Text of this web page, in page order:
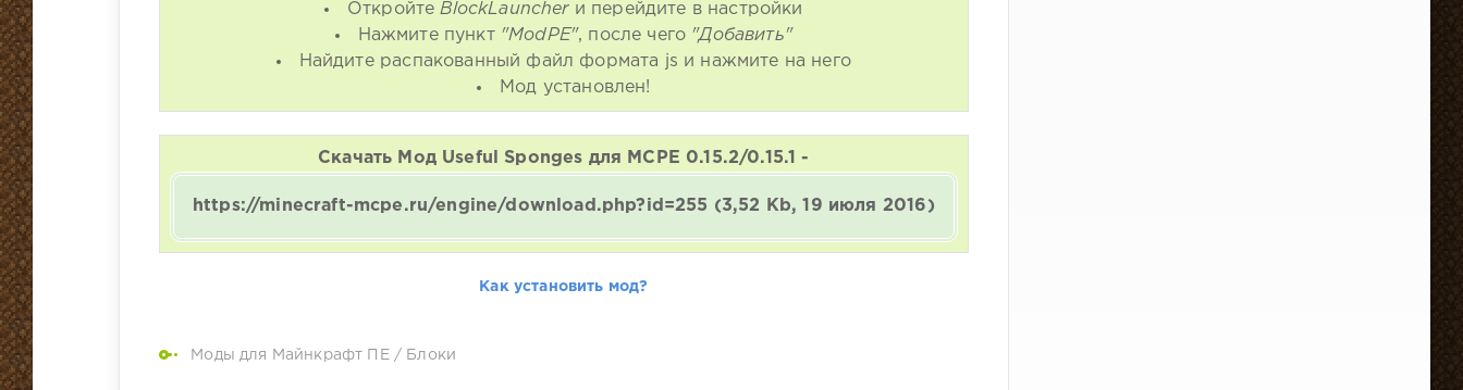
ОткройтеBlockLauncherи перейдите в настройки
Нажмите пункт "ModPE", после чего "Добавить"
Найдите распакованный файл формата js и нажмите на него
Мод установлен!
Скачать Мод Useful Sponges для MCPE 0.15.2/0.15.1 -
https://minecraft-mcpe.ru/engine/download.php?id=255 (3,52 Kb, 19 июля 2016)
Как установить мод?
Моды для Майнкрафт ПЕ / Блоки